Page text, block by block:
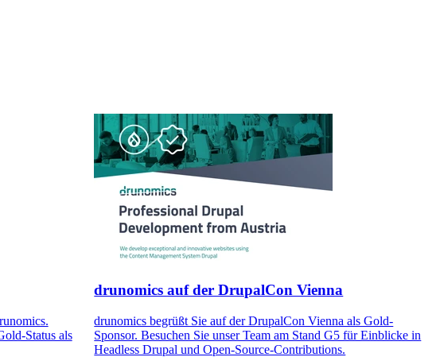
Status als
drunomics auf der DrupalCon Vienna
drunomics begrüßt Sie auf der DrupalCon Vienna als Gold-
Sponsor. Besuchen Sie unser Team am Stand G5 für Einblicke in
Headless Drupal und Open-Source-Contributions.